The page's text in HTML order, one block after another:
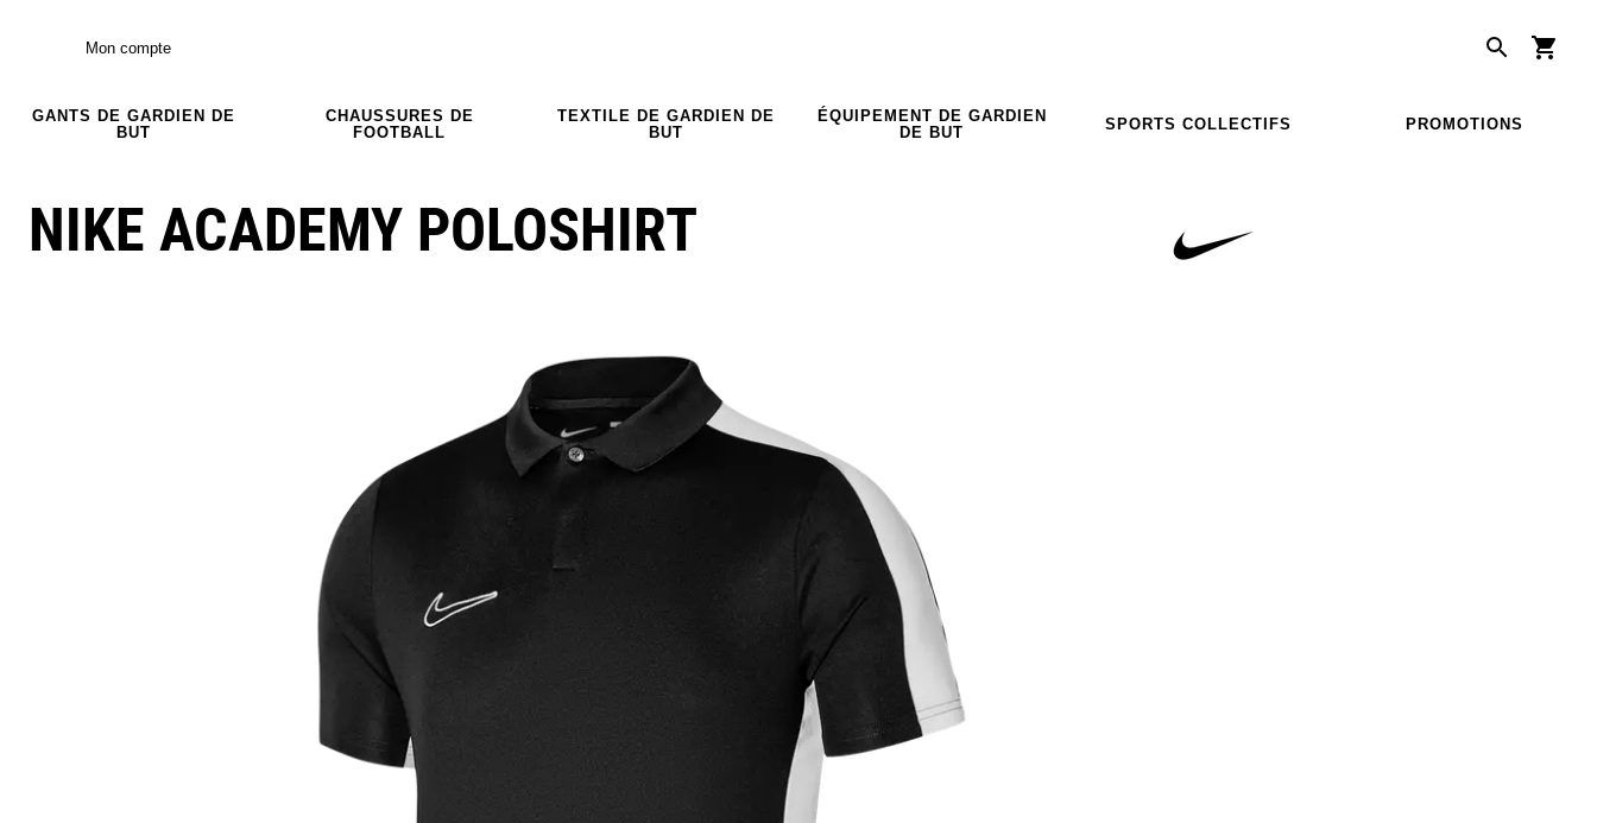
Mon compte
GANTS DE GARDIEN DE
BUT
CHAUSSURES DE
FOOTBALL
TEXTILE DE GARDIEN DE
BUT
ÉQUIPEMENT DE GARDIEN
DE BUT
SPORTS COLLECTIFS PROMOTIONS
NIKE ACADEMY POLOSHIRT